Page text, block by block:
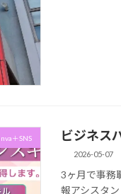
＋SNS ビジネス
2026-05-07
3ヶ月で事務
報アシスタ